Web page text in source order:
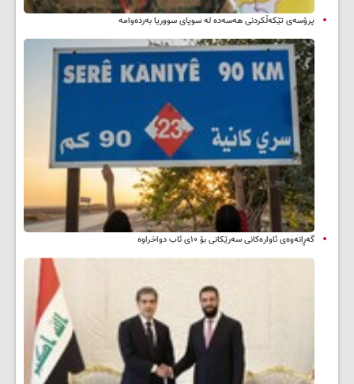
پرۆسەی تێکەڵکردنی هەسەدە لە سوپای سووریا بەردەوامە
گەڕانەوەی ئاوارەکانی سەرێکانی بۆ ۱۰ی ئاب دواخراوە